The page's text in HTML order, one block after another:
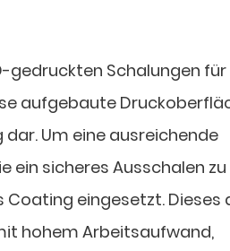
gedruckten Schalungen
aufgebaute
Um eine ausreichende
ein sicheres Ausschalen
eingesetzt. Dieses
hohem Arbeitsaufwand,